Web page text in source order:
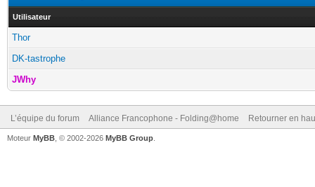
Utilisateur
Thor
DK-tastrophe
JWhy
L’équipe du forum Alliance Francophone - Folding@home Retourner en
Moteur MyBB , © 2002-2026 MyBB Group